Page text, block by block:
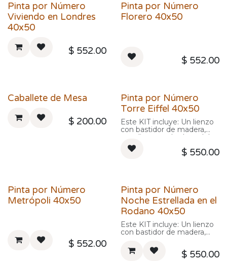
Pinta por Número
Viviendo en Londres
40x50
$ 552.00
Pinta por Número
Florero 40x50
$ 552.00
Caballete de Mesa
$ 200.00
Pinta por Número
Torre Eiffel 40x50
Este KIT incluye: Un lienzo
con bastidor de madera,
este lienzo es la clave del
producto porque viene con
una imagen preimpresa y
contenedores con pintura
acrílica estos contenedores
ya vienen numerados para
hacer más fácil el pintado.
$ 550.00
Pinta por Número
Metrópoli 40x50
$ 552.00
Pinta por Número
Noche Estrellada en el
Rodano 40x50
Este KIT incluye: Un lienzo
con bastidor de madera,
producto porque viene con
una imagen preimpresa y
$ 550.00